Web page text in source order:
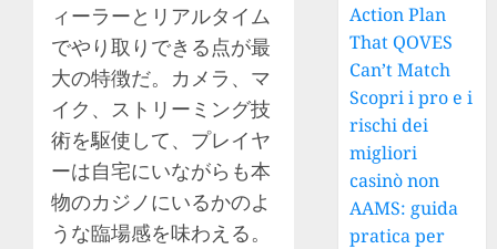
ィーラーとリアルタイム
でやり取りできる点が最
大の特徴だ。カメラ、マ
イク、ストリーミング技
術を駆使して、プレイヤ
ーは自宅にいながらも本
物のカジノにいるかのよ
うな臨場感を味わえる。
Action Plan
That QOVES
Can’t Match
Scopri i pro e i
rischi dei
migliori
casinò non
AAMS: guida
pratica per